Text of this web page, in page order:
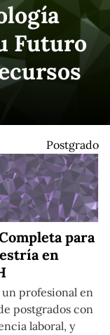
Futuro
Postgrado
para
en
un profesional en
postgrados con
laboral, y